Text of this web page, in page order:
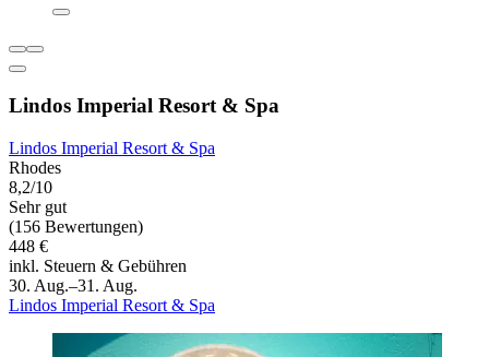
Lindos Imperial Resort & Spa
Lindos Imperial Resort & Spa
Rhodes
8,2/10
Sehr gut
(156 Bewertungen)
448 €
inkl. Steuern & Gebühren
30. Aug.–31. Aug.
Lindos Imperial Resort & Spa